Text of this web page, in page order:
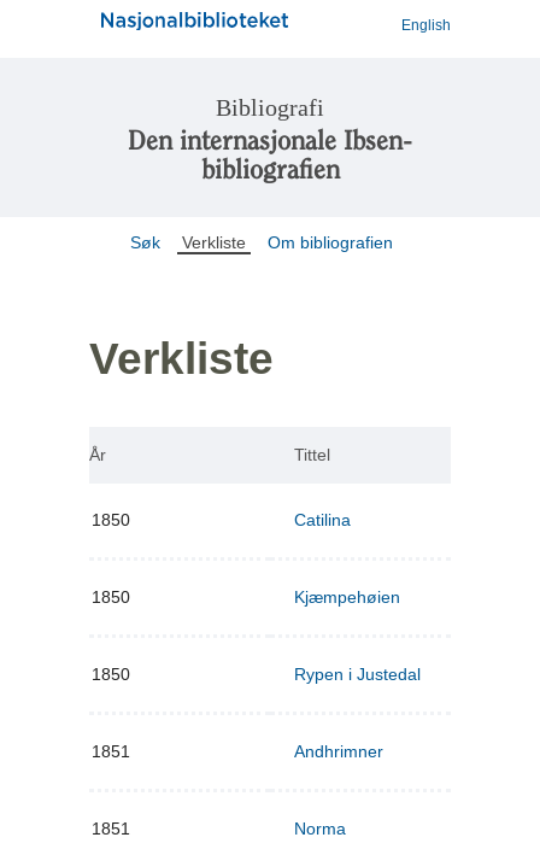
English
Bibliografi
Den internasjonale Ibsen-
bibliografien
Søk Verkliste Om bibliografien
Verkliste
År Tittel
1850 Catilina
1850 Kjæmpehøien
1850 Rypen i Justedal
1851 Andhrimner
1851 Norma